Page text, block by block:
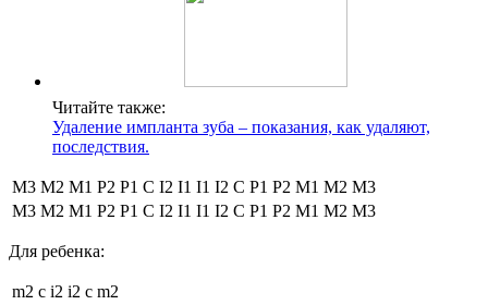
Читайте также:
Удаление импланта зуба – показания, как удаляют,
последствия.
M3 M2 M1 P2 P1 С I2 I1 I1 I2 С P1 P2 M1 M2 M3
M3 M2 M1 P2 P1 С I2 I1 I1 I2 С P1 P2 M1 M2 M3
Для ребенка:
m2 c i2 i2 c m2